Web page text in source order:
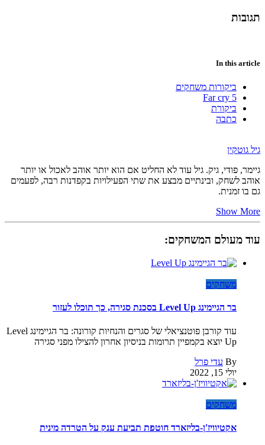
תגובות
In this article
ביקורות משחקים
Far cry 5
ביקורת
כתבה
גיל גוטקין
גיימר, פודי, גיק. גיל עוד לא החליט אם הוא יותר אוהב לאכול או יותר
אוהב לשחק, ובינתיים מבצע את שתי הפעילויות בקפדנות רבה, לפעמים
גם בו זמנית.
Show More
עוד מעולם המשחקים:
משחקים
בר הגיימינג Level Up בסכנת סגירה, כך תוכלו לעזור
עוד קורבן פוטנציאלי של סגרים והנחיות קורונה: בר הגיימינג Level
Up יוצא בקמפיין תרומות בניסיון אחרון להצילו מפני סגירה
By עדי פרל
יולי 15, 2022
משחקים
אקטיוויז'ן-בליזארד חוטפת תביעת ענק על הטרדה מינית